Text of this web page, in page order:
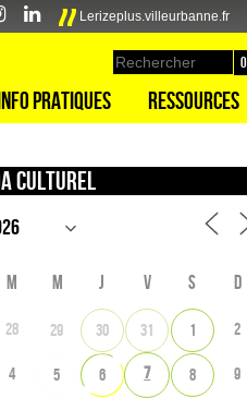
Lerizeplus.villeurbanne.fr
pratiques Ressources
culturel
M M J V S D
28 29 30 31 1 2
4 5 6 7 8 9